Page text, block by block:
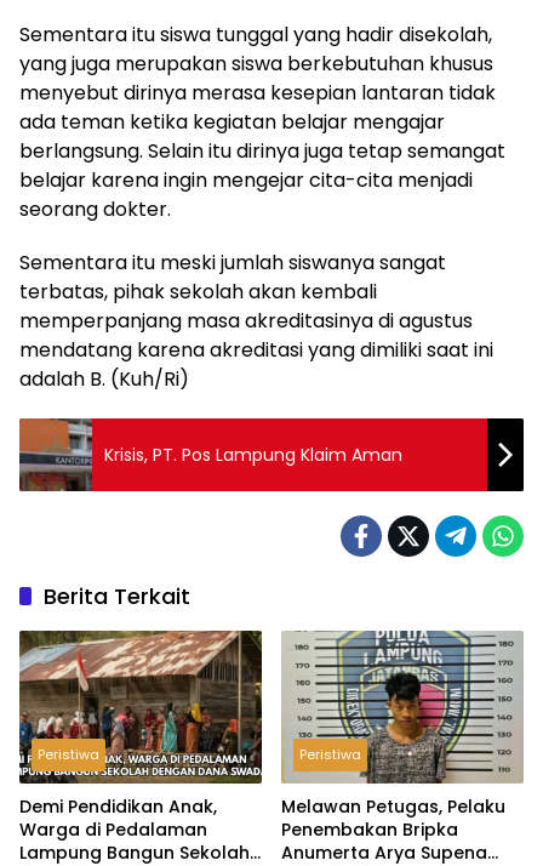
Sementara itu siswa tunggal yang hadir disekolah,
yang juga merupakan siswa berkebutuhan khusus
menyebut dirinya merasa kesepian lantaran tidak
ada teman ketika kegiatan belajar mengajar
berlangsung. Selain itu dirinya juga tetap semangat
belajar karena ingin mengejar cita-cita menjadi
seorang dokter.
Sementara itu meski jumlah siswanya sangat
terbatas, pihak sekolah akan kembali
memperpanjang masa akreditasinya di agustus
mendatang karena akreditasi yang dimiliki saat ini
adalah B. (Kuh/Ri)
Krisis, PT. Pos Lampung Klaim Aman
Berita Terkait
Peristiwa
Demi Pendidikan Anak,
Warga di Pedalaman
Lampung Bangun Sekolah
Peristiwa
Melawan Petugas, Pelaku
Penembakan Bripka
Anumerta Arya Supena